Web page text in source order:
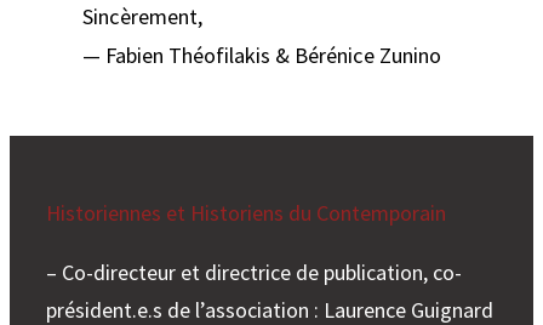
Sincèrement,
— Fabien Théofilakis & Bérénice Zunino
Historiennes et Historiens du Contemporain
– Co-directeur et directrice de publication, co-
président.e.s de l’association : Laurence Guignard